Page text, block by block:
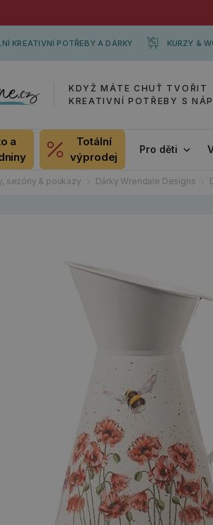
KREATIVNÍ POTŘEBY A DÁRKY KURZY &
KDYŽ MÁTE CHUŤ TVOŘIT
KREATIVNÍ POTŘEBY S
a
Totální
výprodej
Pro děti
sezóny & poukazy Dárky Wrendale Designs